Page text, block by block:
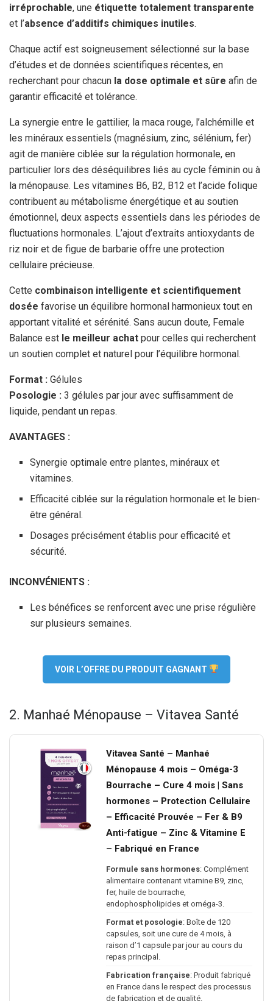
irréprochable, une étiquette totalement transparente
et l’absence d’additifs chimiques inutiles.
Chaque actif est soigneusement sélectionné sur la base
d’études et de données scientifiques récentes, en
recherchant pour chacun la dose optimale et sûre afin de
garantir efficacité et tolérance.
La synergie entre le gattilier, la maca rouge, l’alchémille et
les minéraux essentiels (magnésium, zinc, sélénium, fer)
agit de manière ciblée sur la régulation hormonale, en
particulier lors des déséquilibres liés au cycle féminin ou à
la ménopause. Les vitamines B6, B2, B12 et l’acide folique
contribuent au métabolisme énergétique et au soutien
émotionnel, deux aspects essentiels dans les périodes de
fluctuations hormonales. L’ajout d’extraits antioxydants de
riz noir et de figue de barbarie offre une protection
cellulaire précieuse.
Cette combinaison intelligente et scientifiquement
dosée favorise un équilibre hormonal harmonieux tout en
apportant vitalité et sérénité. Sans aucun doute, Female
Balance est le meilleur achat pour celles qui recherchent
un soutien complet et naturel pour l’équilibre hormonal.
Format : Gélules
Posologie : 3 gélules par jour avec suffisamment de
liquide, pendant un repas.
AVANTAGES :
Synergie optimale entre plantes, minéraux et
vitamines.
Efficacité ciblée sur la régulation hormonale et le bien-
être général.
Dosages précisément établis pour efficacité et
sécurité.
INCONVÉNIENTS :
Les bénéfices se renforcent avec une prise régulière
sur plusieurs semaines.
VOIR L’OFFRE DU PRODUIT GAGNANT
2. Manhaé Ménopause – Vitavea Santé
Vitavea Santé – Manhaé
Ménopause 4 mois – Oméga-3
Bourrache – Cure 4 mois | Sans
hormones – Protection Cellulaire
– Efficacité Prouvée – Fer & B9
Anti-fatigue – Zinc & Vitamine E
– Fabriqué en France
Formule sans hormones: Complément
alimentaire contenant vitamine B9, zinc,
fer, huile de bourrache,
endophospholipides et oméga-3.
Format et posologie: Boîte de 120
capsules, soit une cure de 4 mois, à
raison d’1 capsule par jour au cours du
repas principal.
Fabrication française: Produit fabriqué
en France dans le respect des processus
de fabrication et de qualité.